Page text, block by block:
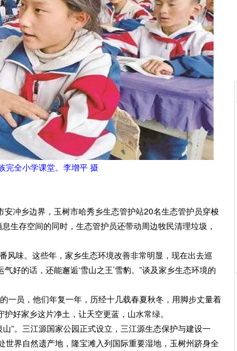
完全小学课堂。李增平 摄
冲乡边界，玉树市哈秀乡生态管护站20名生态管护员穿梭
生存空间的同时，生态管护员还带动周边牧民清理垃圾，
味。这些年，家乡生态环境改善非常明显，现在出去巡
好的话，还能邂逅‘雪山之王’雪豹。”谈及家乡生态环境的
员，他们年复一年，历经十几载春夏秋冬，用脚步丈量着
好家乡这片净土，让天空更蓝，山水常绿。
”。三江源国家公园正式设立，三江源生态保护与建设一
界自然遗产地，隆宝滩入列国际重要湿地，玉树州跻身全